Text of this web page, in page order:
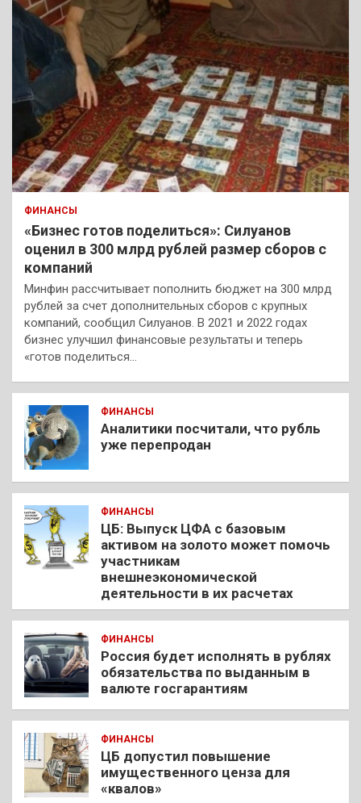
ФИНАНСЫ
«Бизнес готов поделиться»: Силуанов
оценил в 300 млрд рублей размер сборов с
компаний
Минфин рассчитывает пополнить бюджет на 300 млрд
рублей за счет дополнительных сборов с крупных
компаний, сообщил Силуанов. В 2021 и 2022 годах
бизнес улучшил финансовые результаты и теперь
«готов поделиться…
ФИНАНСЫ
Аналитики посчитали, что рубль
уже перепродан
ФИНАНСЫ
ЦБ: Выпуск ЦФА с базовым
активом на золото может помочь
участникам
внешнеэкономической
деятельности в их расчетах
ФИНАНСЫ
Россия будет исполнять в рублях
обязательства по выданным в
валюте госгарантиям
ФИНАНСЫ
ЦБ допустил повышение
имущественного ценза для
«квалов»